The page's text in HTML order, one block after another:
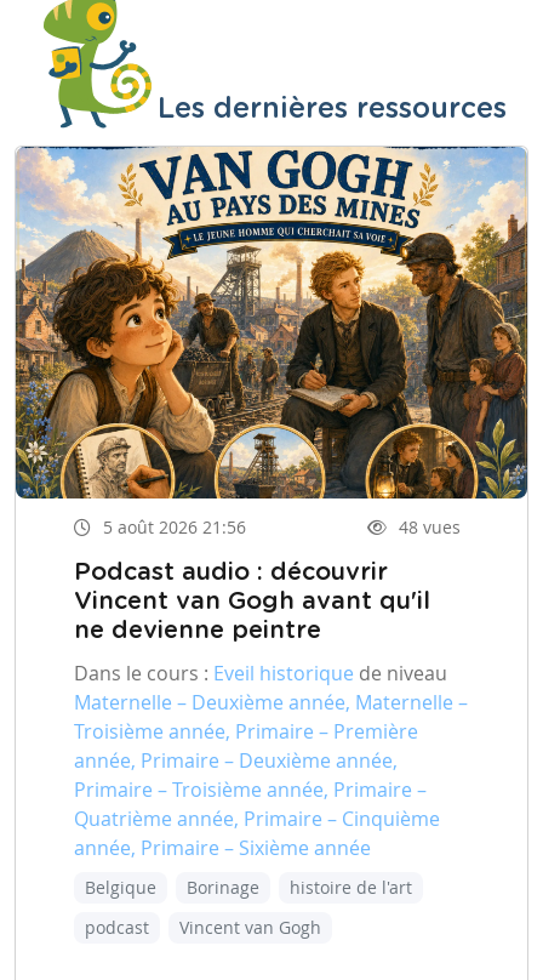
Les dernières ressources
5 août 2026 21:56 48 vues
Podcast audio : découvrir
Vincent van Gogh avant qu'il
ne devienne peintre
Dans le cours : Eveil historique de niveau
Maternelle – Deuxième année, Maternelle –
Troisième année, Primaire – Première
année, Primaire – Deuxième année,
Primaire – Troisième année, Primaire –
Quatrième année, Primaire – Cinquième
année, Primaire – Sixième année
Belgique Borinage
histoire de l'art
podcast
Vincent van Gogh